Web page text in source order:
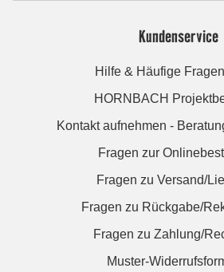
Kundenservice
Hilfe & Häufige
HORNBACH
Kontakt aufnehmen -
Fragen zur
Fragen zu Versand/
Fragen zu Rückgabe/
Fragen zu Zahlung/
Muster-